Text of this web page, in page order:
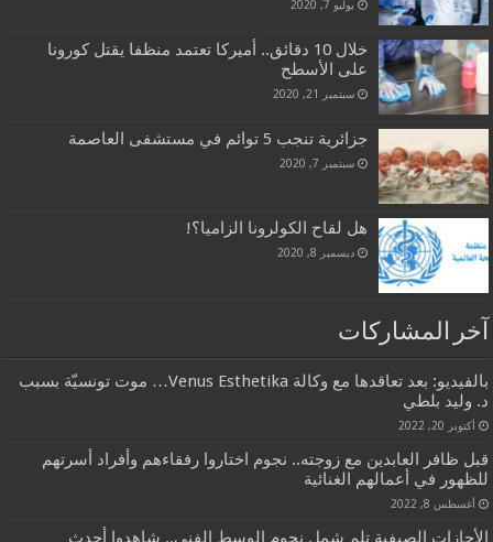
يوليو 7, 2020
خلال 10 دقائق.. أميركا تعتمد منظفا يقتل كورونا
على الأسطح
سبتمبر 21, 2020
جزائرية تنجب 5 توائم في مستشفى العاصمة
سبتمبر 7, 2020
هل لقاح الكولرونا الزاميا؟!
ديسمبر 8, 2020
آخر المشاركات
بالفيديو: بعد تعاقدها مع وكالة Venus Esthetika… موت تونسيّة بسبب
د. وليد بلطي
أكتوبر 20, 2022
قبل ظافر العابدين مع زوجته.. نجوم اختاروا رفقاءهم وأفراد أسرتهم
للظهور في أعمالهم الغنائية
أغسطس 8, 2022